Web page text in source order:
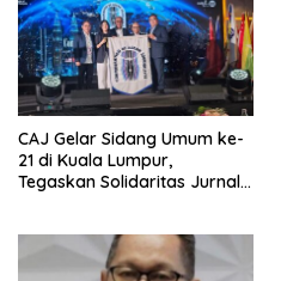
CAJ Gelar Sidang Umum ke-
21 di Kuala Lumpur,
Tegaskan Solidaritas Jurnalis